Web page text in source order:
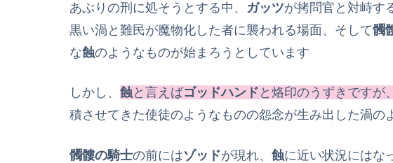
あぶりの刑に処そうとする中、 ガッツが拷問官と対峙す
黒い渦と難民が魔物化した者に襲われる場面、そして髑
な蝕のようなものが始まろうとしています
しかし、 蝕と言えばゴッドハンド と烙印のうずきですが、
積させてきた使徒のようなものの怨念が生み出した渦の
髑髏の騎士の前にはゾッドが現れ、 蝕に近い状況にはな